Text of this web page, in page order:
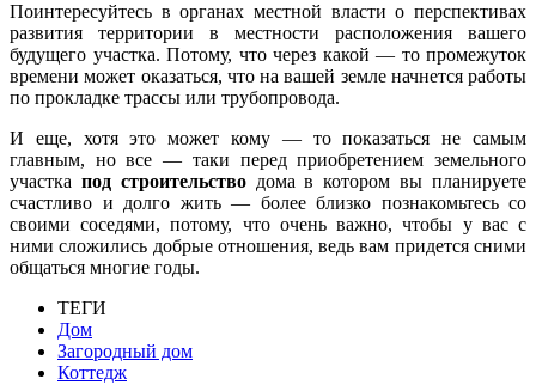
Поинтересуйтесь в органах местной власти о перспективах
развития территории в местности расположения вашего
будущего участка. Потому, что через какой — то промежуток
времени может оказаться, что на вашей земле начнется работы
по прокладке трассы или трубопровода.
И еще, хотя это может кому — то показаться не самым
главным, но все — таки перед приобретением земельного
участка под строительстводома в котором вы планируете
счастливо и долго жить — более близко познакомьтесь со
своими соседями, потому, что очень важно, чтобы у вас с
ними сложились добрые отношения, ведь вам придется сними
общаться многие годы.
ТЕГИ
Дом
Загородный дом
Коттедж